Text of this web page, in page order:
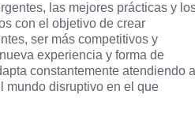
las mejores prácticas y
con el objetivo de crear
ser más competitivos y
experiencia y forma de
constantemente atendiendo a
mundo disruptivo en el que